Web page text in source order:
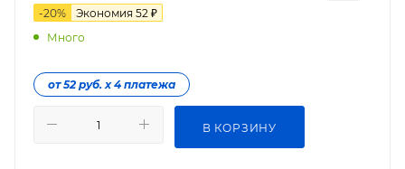
-20% Экономия 52 ₽
Много
от 52 руб. х 4 платежа
В КОРЗИНУ